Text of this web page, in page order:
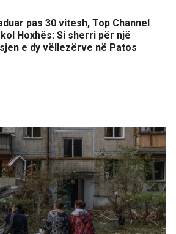
pas 30 vitesh, Top Channel
Hoxhës: Si sherri për një
e dy vëllezërve në Patos